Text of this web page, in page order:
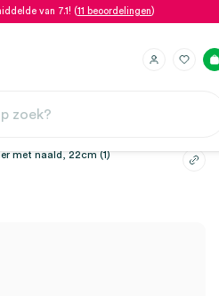
van 7.1! (11 beoordelingen)
met naald, 22cm (1)